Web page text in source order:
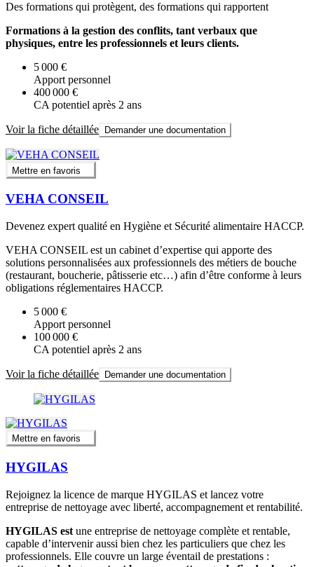
Des formations qui protègent, des formations qui rapportent
Formations à la gestion des conflits, tant verbaux que
physiques, entre les professionnels et leurs clients.
5 000 €
Apport personnel
400 000 €
CA potentiel après 2 ans
Voir la fiche détaillée Demander une documentation
Mettre en favoris
VEHA CONSEIL
Devenez expert qualité en Hygiène et Sécurité alimentaire HACCP.
VEHA CONSEIL est un cabinet d’expertise qui apporte des
solutions personnalisées aux professionnels des métiers de bouche
(restaurant, boucherie, pâtisserie etc…) afin d’être conforme à leurs
obligations réglementaires HACCP.
5 000 €
Apport personnel
100 000 €
CA potentiel après 2 ans
Voir la fiche détaillée Demander une documentation
Mettre en favoris
HYGILAS
Rejoignez la licence de marque HYGILAS et lancez votre
entreprise de nettoyage avec liberté, accompagnement et rentabilité.
HYGILAS est une entreprise de nettoyage complète et rentable,
capable d’intervenir aussi bien chez les particuliers que chez les
professionnels. Elle couvre un large éventail de prestations :